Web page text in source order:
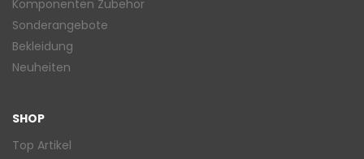
Komponenten Zubehör
Sonderangebote
Bekleidung
Neuheiten
SHOP
Top Artikel